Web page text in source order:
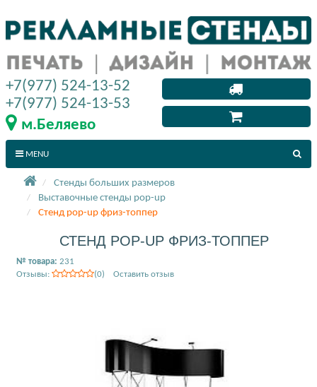
Стенды больших размеров
Выставочные стенды pop-up
Стенд pop-up фриз-топпер
СТЕНД POP-UP ФРИЗ-ТОППЕР
№ товара: 231
Отзывы:
(0) Оставить отзыв
+7(977) 524-13-52
+7(977) 524-13-53
м.Беляево
MENU